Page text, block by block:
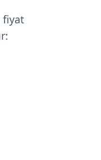
fiyat